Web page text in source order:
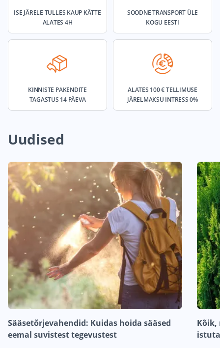
ISE JÄRELE TULLES KAUP KÄTTE
ALATES 4H
SOODNE TRANSPORT ÜLE
KOGU EESTI
KINNISTE PAKENDITE
TAGASTUS 14 PÄEVA
ALATES 100 € TELLIMUSE
JÄRELMAKSU INTRESS 0%
Uudised
Sääsetõrjevahendid: Kuidas hoida sääsed
eemal suvistest tegevustest
Kõik,